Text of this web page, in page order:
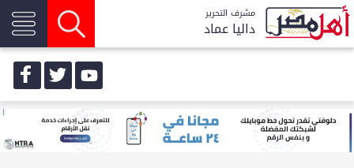
مشرف التحرير
داليا عماد